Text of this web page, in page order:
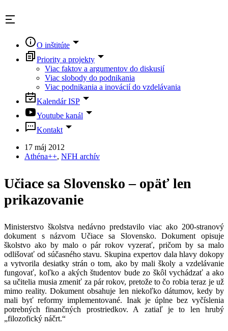
to
content
O inštitúte
Priority a projekty
Viac faktov a argumentov do diskusií
Viac slobody do podnikania
Viac podnikania a inovácií do vzdelávania
Kalendár ISP
Youtube kanál
Kontakt
17 máj 2012
Athéna++, NFH archív
Učiace sa Slovensko – opäť len
prikazovanie
Ministerstvo školstva nedávno predstavilo viac ako 200-stranový
dokument s názvom Učiace sa Slovensko. Dokument opisuje
školstvo ako by malo o pár rokov vyzerať, pričom by sa malo
odlišovať od súčasného stavu. Skupina expertov dala hlavy dokopy
a vytvorila desiatky strán o tom, ako by mali školy a vzdelávanie
fungovať, koľko a akých študentov bude zo škôl vychádzať a ako
sa učitelia musia zmeniť za pár rokov, pretože to čo robia teraz je už
mimo reality. Dokument obsahuje len niekoľko dátumov, kedy by
mali byť reformy implementované. Inak je úplne bez vyčíslenia
potrebných finančných prostriedkov. A zatiaľ je to len hrubý
„filozofický náčrt.“